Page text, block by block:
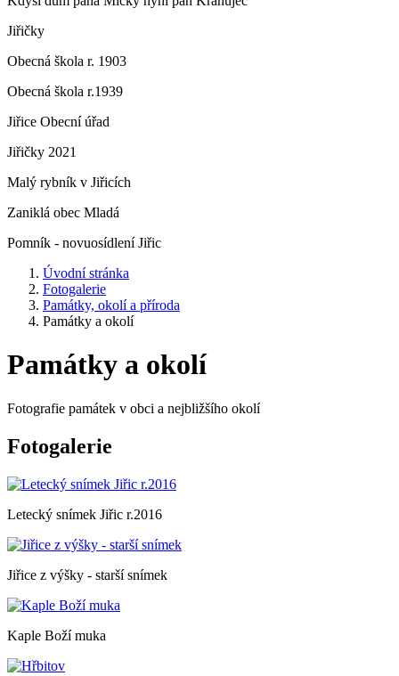
Jiřičky
Obecná škola r. 1903
Obecná škola r.1939
Jiřice Obecní úřad
Jiřičky 2021
Malý rybník v Jiřicích
Zaniklá obec Mladá
Pomník - novuosídlení Jiřic
Úvodní stránka
Fotogalerie
Památky, okolí a příroda
Památky a okolí
Památky a okolí
Fotografie památek v obci a nejbližšího okolí
Fotogalerie
Letecký snímek Jiřic r.2016
Jiřice z výšky - starší snímek
Kaple Boží muka